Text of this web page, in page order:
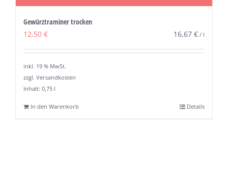
Gewürztraminer trocken
12,50 € 16,67 € / l
inkl. 19 % MwSt.
zzgl. Versandkosten
Inhalt: 0,75 l
In den Warenkorb Details